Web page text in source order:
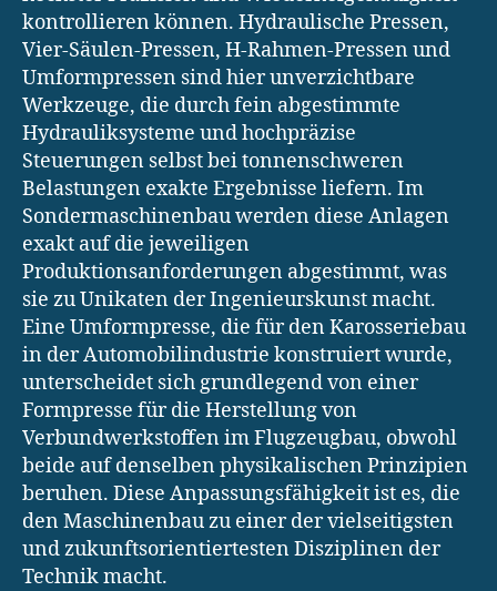
kontrollieren können. Hydraulische Pressen,
Vier-Säulen-Pressen, H-Rahmen-Pressen und
Umformpressen sind hier unverzichtbare
Werkzeuge, die durch fein abgestimmte
Hydrauliksysteme und hochpräzise
Steuerungen selbst bei tonnenschweren
Belastungen exakte Ergebnisse liefern. Im
Sondermaschinenbau werden diese Anlagen
exakt auf die jeweiligen
Produktionsanforderungen abgestimmt, was
sie zu Unikaten der Ingenieurskunst macht.
Eine Umformpresse, die für den Karosseriebau
in der Automobilindustrie konstruiert wurde,
unterscheidet sich grundlegend von einer
Formpresse für die Herstellung von
Verbundwerkstoffen im Flugzeugbau, obwohl
beide auf denselben physikalischen Prinzipien
beruhen. Diese Anpassungsfähigkeit ist es, die
den Maschinenbau zu einer der vielseitigsten
und zukunftsorientiertesten Disziplinen der
Technik macht.